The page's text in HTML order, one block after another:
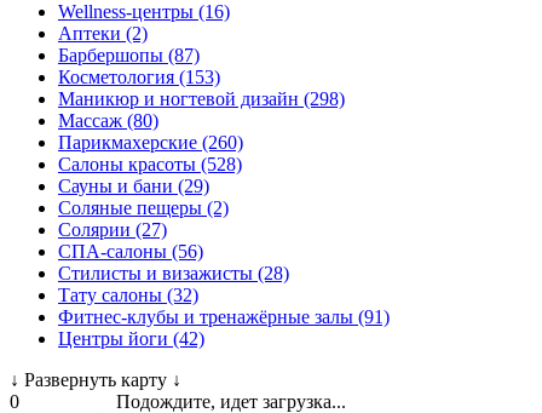
Wellness-центры (16)
Аптеки (2)
Барбершопы (87)
Косметология (153)
Маникюр и ногтевой дизайн (298)
Массаж (80)
Парикмахерские (260)
Салоны красоты (528)
Сауны и бани (29)
Соляные пещеры (2)
Солярии (27)
СПА-салоны (56)
Стилисты и визажисты (28)
Тату салоны (32)
Фитнес-клубы и тренажёрные залы (91)
Центры йоги (42)
↓ Развернуть карту ↓
Подождите, идет загрузка...
0